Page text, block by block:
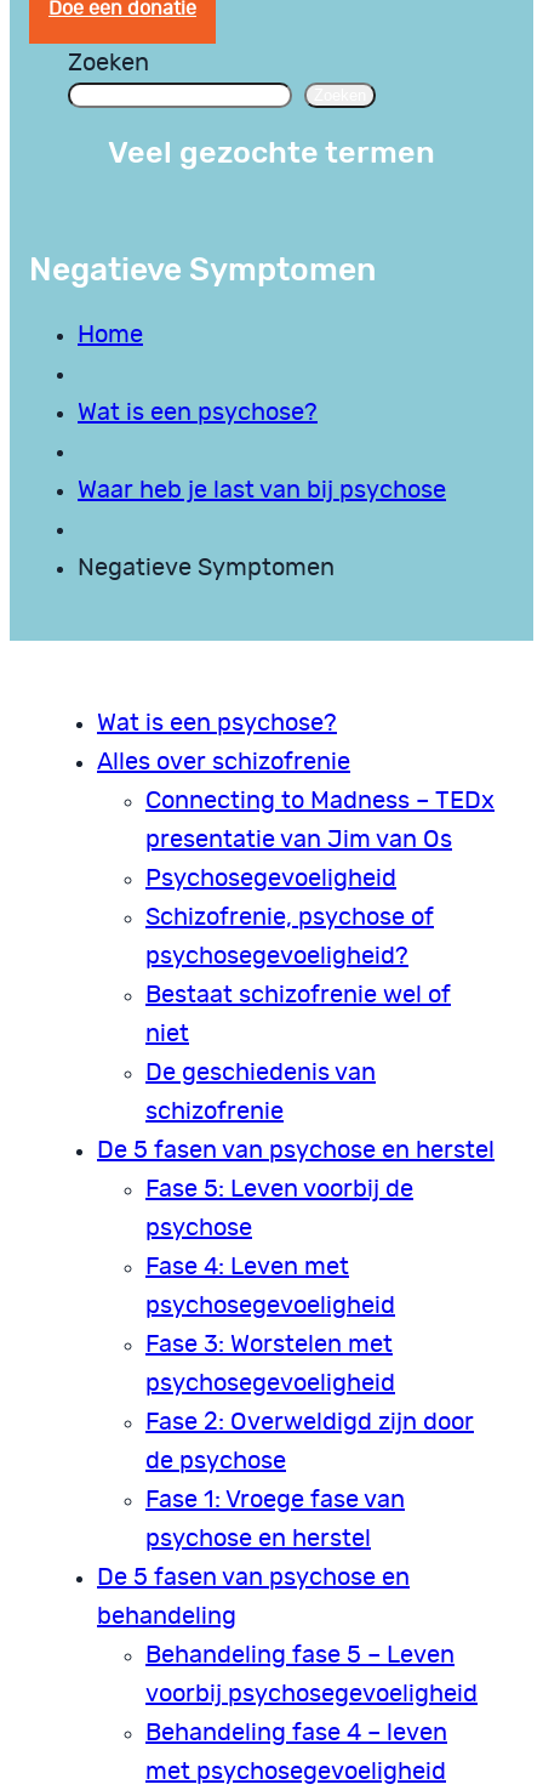
Doe een donatie
Zoeken
Veel gezochte termen
Negatieve Symptomen
Home
Wat is een psychose?
Waar heb je last van bij psychose
Negatieve Symptomen
Wat is een psychose?
Alles over schizofrenie
Connecting to Madness – TEDx
presentatie van Jim van Os
Psychosegevoeligheid
Schizofrenie, psychose of
psychosegevoeligheid?
Bestaat schizofrenie wel of
niet
De geschiedenis van
schizofrenie
De 5 fasen van psychose en herstel
Fase 5: Leven voorbij de
psychose
Fase 4: Leven met
psychosegevoeligheid
Fase 3: Worstelen met
psychosegevoeligheid
Fase 2: Overweldigd zijn door
de psychose
Fase 1: Vroege fase van
psychose en herstel
De 5 fasen van psychose en
behandeling
Behandeling fase 5 – Leven
voorbij psychosegevoeligheid
Behandeling fase 4 – leven
met psychosegevoeligheid